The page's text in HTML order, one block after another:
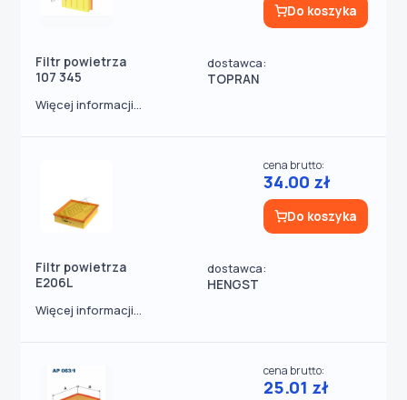
Filtr powietrza
107 345
dostawca:
TOPRAN
Do koszyka
Więcej informacji...
Filtr powietrza
E206L
dostawca:
HENGST
cena brutto:
34.00 zł
Do koszyka
Więcej informacji...
cena brutto:
25.01 zł